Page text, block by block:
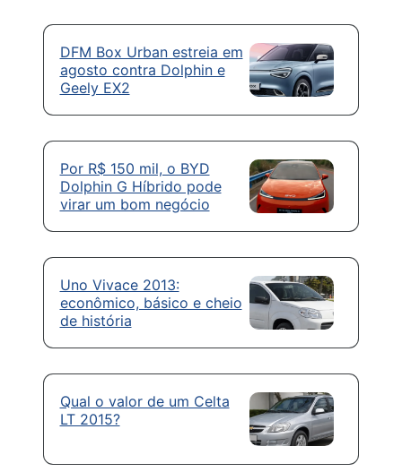
DFM Box Urban estreia em
agosto contra Dolphin e
Geely EX2
Por R$ 150 mil, o BYD
Dolphin G Híbrido pode
virar um bom negócio
Uno Vivace 2013:
econômico, básico e cheio
de história
Qual o valor de um Celta
LT 2015?